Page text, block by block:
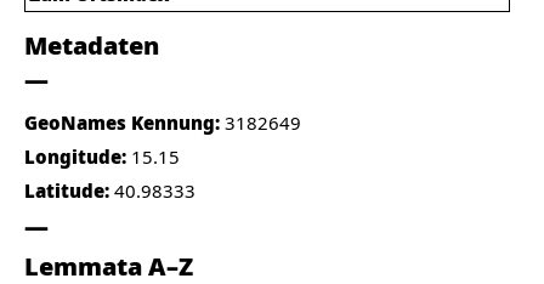
Metadaten
GeoNames Kennung: 3182649
Longitude: 15.15
Latitude: 40.98333
Lemmata A–Z